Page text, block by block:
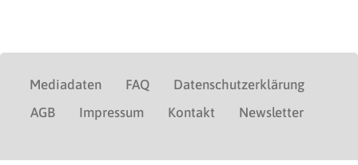
Mediadaten FAQ
Datenschutzerklärung
AGB
Impressum Kontakt Newsletter